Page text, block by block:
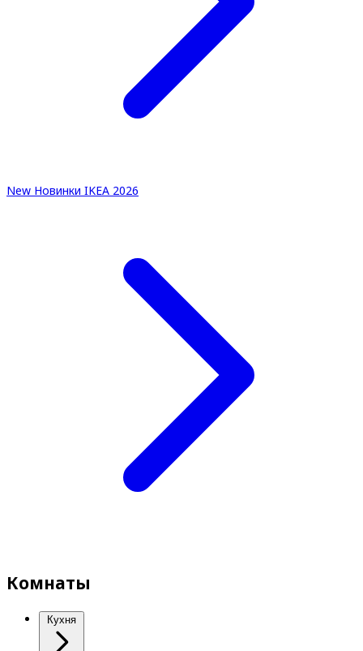
New Новинки IKEA 2026
Комнаты
Кухня